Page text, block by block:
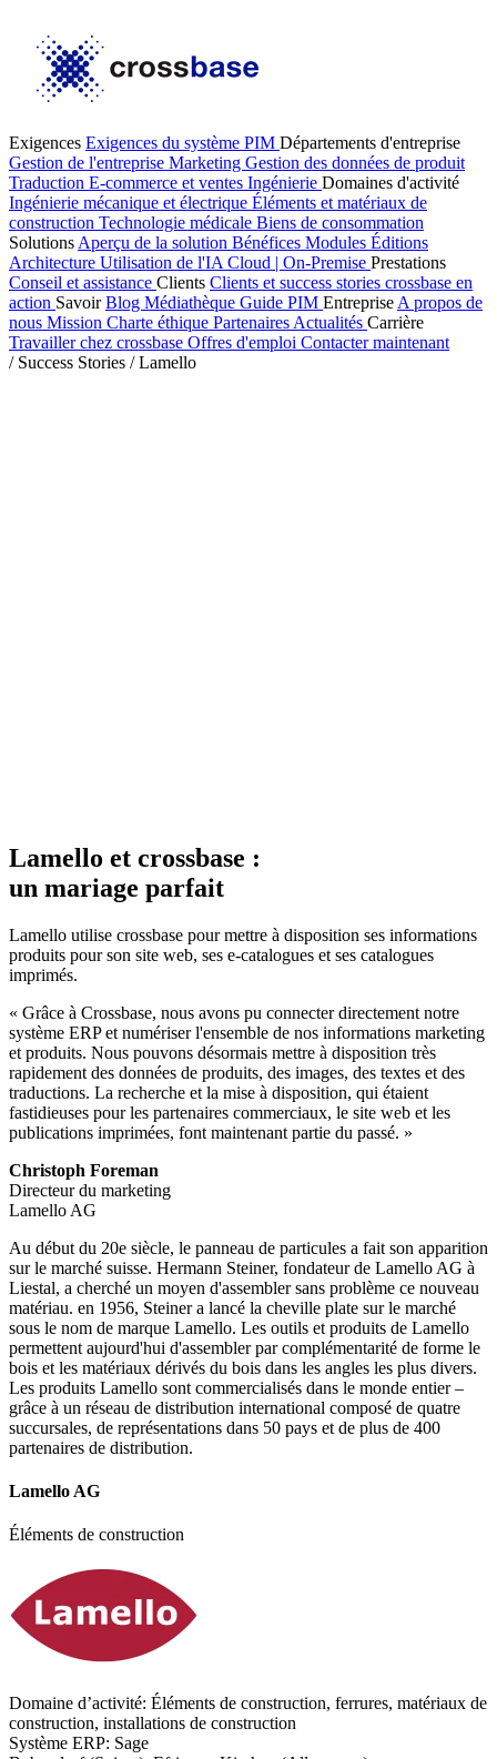
Exigences Exigences du système PIM Départements d'entreprise
Gestion de l'entreprise Marketing Gestion des données de produit
Traduction E-commerce et ventes Ingénierie Domaines d'activité
Ingénierie mécanique et électrique Éléments et matériaux de
construction Technologie médicale Biens de consommation
Solutions Aperçu de la solution Bénéfices Modules Éditions
Architecture Utilisation de l'IA Cloud | On-Premise Prestations
Conseil et assistance Clients Clients et success stories crossbase en
action SavoirBlog Médiathèque Guide PIM Entreprise A propos de
nous Mission Charte éthique Partenaires Actualités Carrière
Travailler chez crossbase Offres d'emploi Contacter maintenant
/ Success Stories / Lamello
Lamello et crossbase :
un mariage parfait
Lamello utilise crossbase pour mettre à disposition ses informations
produits pour son site web, ses e-catalogues et ses catalogues
imprimés.
« Grâce à Crossbase, nous avons pu connecter directement notre
système ERP et numériser l'ensemble de nos informations marketing
et produits. Nous pouvons désormais mettre à disposition très
rapidement des données de produits, des images, des textes et des
traductions. La recherche et la mise à disposition, qui étaient
fastidieuses pour les partenaires commerciaux, le site web et les
publications imprimées, font maintenant partie du passé. »
Christoph Foreman
Directeur du marketing
Lamello AG
Au début du 20e siècle, le panneau de particules a fait son apparition
sur le marché suisse. Hermann Steiner, fondateur de Lamello AG à
Liestal, a cherché un moyen d'assembler sans problème ce nouveau
matériau. en 1956, Steiner a lancé la cheville plate sur le marché
sous le nom de marque Lamello. Les outils et produits de Lamello
permettent aujourd'hui d'assembler par complémentarité de forme le
bois et les matériaux dérivés du bois dans les angles les plus divers.
Les produits Lamello sont commercialisés dans le monde entier –
grâce à un réseau de distribution international composé de quatre
succursales, de représentations dans 50 pays et de plus de 400
partenaires de distribution.
Lamello AG
Éléments de construction
Domaine d’activité: Éléments de construction, ferrures, matériaux de
construction, installations de construction
Système ERP: Sage